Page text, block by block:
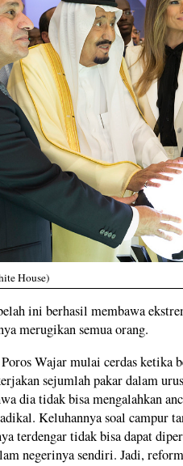
House)
ini berhasil membawa
merugikan semua orang.
Wajar mulai cerdas ketika
sejumlah pakar dalam
dia tidak bisa mengalahkan
Keluhannya soal campur
terdengar tidak bisa dapat
negerinya sendiri. Jadi,